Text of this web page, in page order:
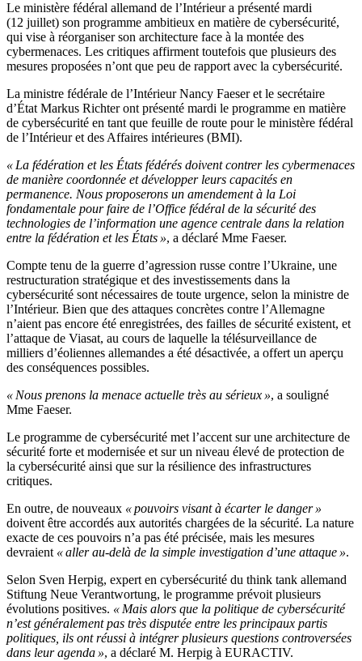
Le ministère fédéral allemand de l’Intérieur a présenté mardi
(12 juillet) son programme ambitieux en matière de cybersécurité,
qui vise à réorganiser son architecture face à la montée des
cybermenaces. Les critiques affirment toutefois que plusieurs des
mesures proposées n’ont que peu de rapport avec la cybersécurité.
La ministre fédérale de l’Intérieur Nancy Faeser et le secrétaire
d’État Markus Richter ont présenté mardi le programme en matière
de cybersécurité en tant que feuille de route pour le ministère fédéral
de l’Intérieur et des Affaires intérieures (BMI).
« La fédération et les États fédérés doivent contrer les cybermenaces
de manière coordonnée et développer leurs capacités en
permanence. Nous proposerons un amendement à la Loi
fondamentale pour faire de l’Office fédéral de la sécurité des
technologies de l’information une agence centrale dans la relation
entre la fédération et les États », a déclaré Mme Faeser.
Compte tenu de la guerre d’agression russe contre l’Ukraine, une
restructuration stratégique et des investissements dans la
cybersécurité sont nécessaires de toute urgence, selon la ministre de
l’Intérieur. Bien que des attaques concrètes contre l’Allemagne
n’aient pas encore été enregistrées, des failles de sécurité existent, et
l’attaque de Viasat, au cours de laquelle la télésurveillance de
milliers d’éoliennes allemandes a été désactivée, a offert un aperçu
des conséquences possibles.
« Nous prenons la menace actuelle très au sérieux », a souligné
Mme Faeser.
Le programme de cybersécurité met l’accent sur une architecture de
sécurité forte et modernisée et sur un niveau élevé de protection de
la cybersécurité ainsi que sur la résilience des infrastructures
critiques.
En outre, de nouveaux « pouvoirs visant à écarter le danger »
doivent être accordés aux autorités chargées de la sécurité. La nature
exacte de ces pouvoirs n’a pas été précisée, mais les mesures
devraient « aller au-delà de la simple investigation d’une attaque ».
Selon Sven Herpig, expert en cybersécurité du think tank allemand
Stiftung Neue Verantwortung, le programme prévoit plusieurs
évolutions positives. « Mais alors que la politique de cybersécurité
n’est généralement pas très disputée entre les principaux partis
politiques, ils ont réussi à intégrer plusieurs questions controversées
dans leur agenda », a déclaré M. Herpig à EURACTIV.